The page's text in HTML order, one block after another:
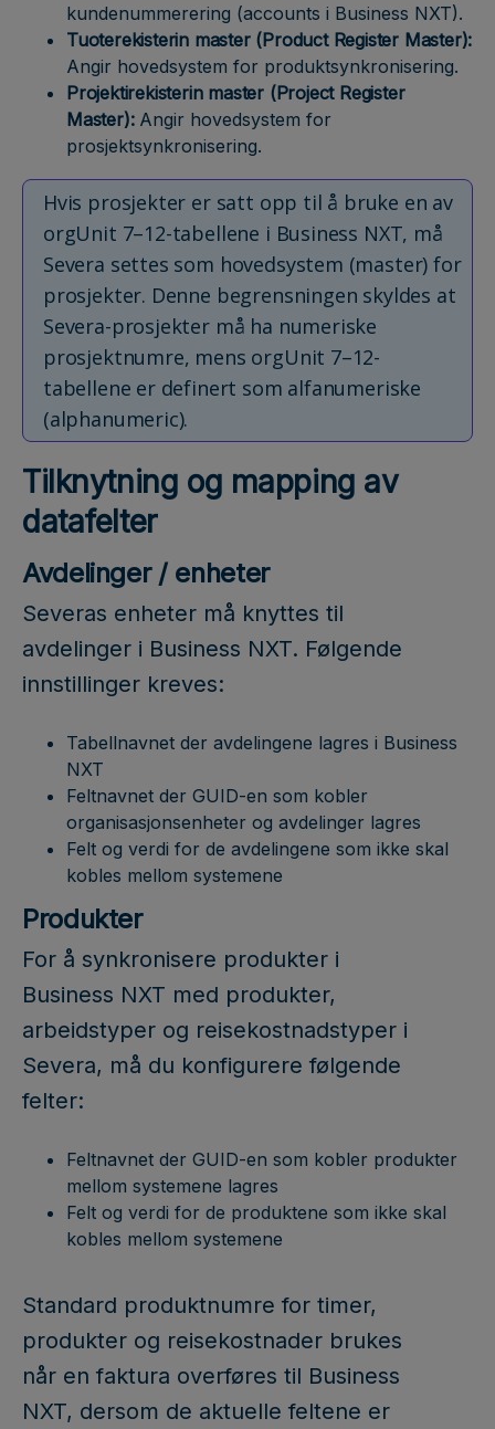
kundenummerering (accounts i Business NXT).
Tuoterekisterin master (Product Register Master):
Angir hovedsystem for produktsynkronisering.
Projektirekisterin master (Project Register
Master):Angir hovedsystem for
prosjektsynkronisering.
Hvis prosjekter er satt opp til å bruke en av
orgUnit 7–12-tabellene i Business NXT, må
Severa settes som hovedsystem (master) for
prosjekter. Denne begrensningen skyldes at
Severa-prosjekter må ha numeriske
prosjektnumre, mens orgUnit 7–12-
tabellene er definert som alfanumeriske
(alphanumeric).
Tilknytning og mapping av
datafelter
Avdelinger / enheter
Severas enheter må knyttes til
avdelinger i Business NXT. Følgende
innstillinger kreves:
Tabellnavnet der avdelingene lagres i Business
NXT
Feltnavnet der GUID-en som kobler
organisasjonsenheter og avdelinger lagres
Felt og verdi for de avdelingene som ikke skal
kobles mellom systemene
Produkter
For å synkronisere produkter i
Business NXT med produkter,
arbeidstyper og reisekostnadstyper i
Severa, må du konfigurere følgende
felter:
Feltnavnet der GUID-en som kobler produkter
mellom systemene lagres
Felt og verdi for de produktene som ikke skal
kobles mellom systemene
Standard produktnumre for timer,
produkter og reisekostnader brukes
når en faktura overføres til Business
NXT, dersom de aktuelle feltene er